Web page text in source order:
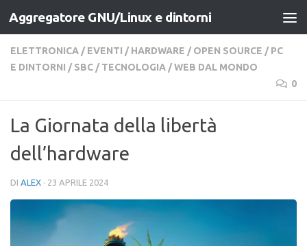
Salta al contenuto
Aggregatore GNU/Linux e dintorni
ELETTRONICA / EVENTI / HARDWARE / OPEN SOURCE / PC
E DINTORNI / SBC / TECNOLOGIA /WEB DAL MONDO
0
La Giornata della libertà
dell’hardware
DI ALEX · 23 APRILE 2024